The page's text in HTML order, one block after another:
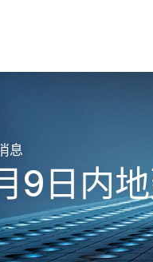
息
9日内